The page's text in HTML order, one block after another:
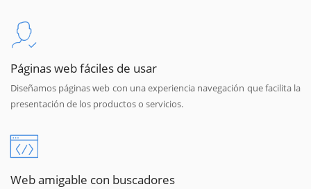
Páginas web fáciles de usar
Diseñamos páginas web con una experiencia navegación que facilita la
presentación de los productos o servicios.
Web amigable con buscadores